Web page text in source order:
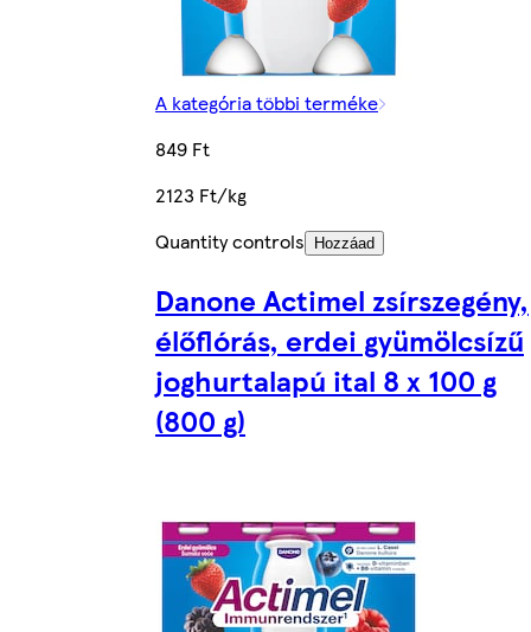
A kategória többi terméke
849 Ft
2123 Ft/kg
Quantity controls
Hozzáad
Danone Actimel zsírszegény,
élőflórás, erdei gyümölcsízű
joghurtalapú ital 8 x 100 g
(800 g)